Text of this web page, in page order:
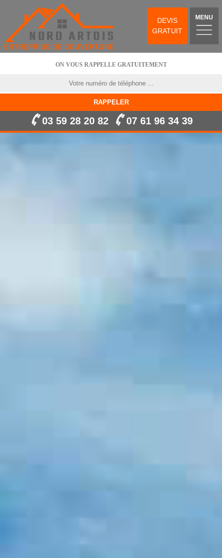
DEVIS
GRATUIT
MENU
ON VOUS RAPPELLE GRATUITEMENT
03 59 28 20 82 07 61 96 34 39